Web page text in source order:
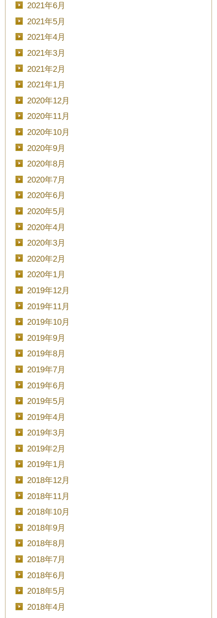
2021年6月
2021年5月
2021年4月
2021年3月
2021年2月
2021年1月
2020年12月
2020年11月
2020年10月
2020年9月
2020年8月
2020年7月
2020年6月
2020年5月
2020年4月
2020年3月
2020年2月
2020年1月
2019年12月
2019年11月
2019年10月
2019年9月
2019年8月
2019年7月
2019年6月
2019年5月
2019年4月
2019年3月
2019年2月
2019年1月
2018年12月
2018年11月
2018年10月
2018年9月
2018年8月
2018年7月
2018年6月
2018年5月
2018年4月
時間を選択してください
ブライダルフェア